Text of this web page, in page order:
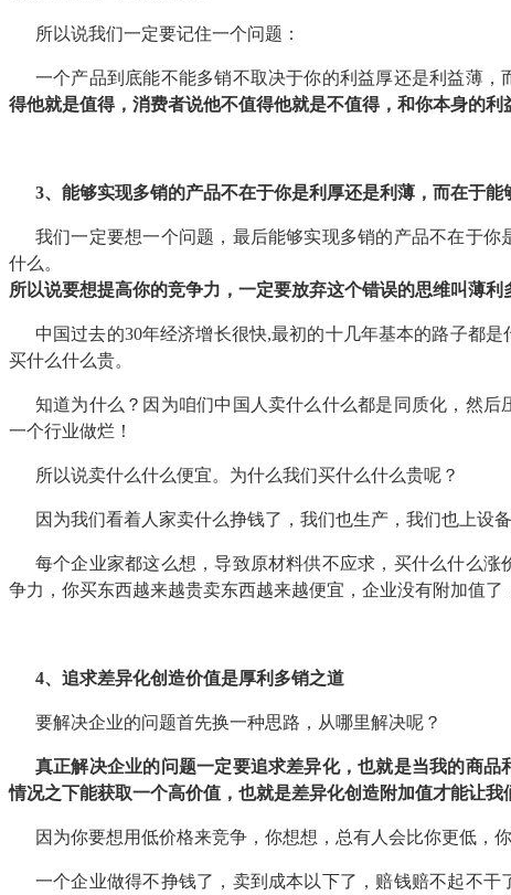
所以说我们一定要记住一个问题：
一个产品到底能不能多销不取决于你的利益厚还是利益薄，
得他就是值得，消费者说他不值得他就是不值得，和你本身的利
3、能够实现多销的产品不在于你是利厚还是利薄，而在于能
我们一定要想一个问题，最后能够实现多销的产品不在于
什么。
所以说要想提高你的竞争力，一定要放弃这个错误的思维叫薄利
中国过去的30年经济增长很快,最初的十几年基本的路子都
买什么什么贵。
知道为什么？因为咱们中国人卖什么什么都是同质化，然
一个行业做烂！
所以说卖什么什么便宜。为什么我们买什么什么贵呢？
因为我们看着人家卖什么挣钱了，我们也生产，我们也上设
每个企业家都这么想，导致原材料供不应求，买什么什么
争力，你买东西越来越贵卖东西越来越便宜，企业没有附加值了
4、追求差异化创造价值是厚利多销之道
要解决企业的问题首先换一种思路，从哪里解决呢？
真正解决企业的问题一定要追求差异化，也就是当我的商
情况之下能获取一个高价值，也就是差异化创造附加值才能让我
因为你要想用低价格来竞争，你想想，总有人会比你更低，
一个企业做得不挣钱了，卖到成本以下了，赔钱赔不起不